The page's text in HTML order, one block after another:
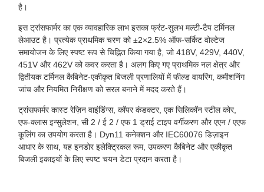
है।
इस ट्रांसफार्मर का एक व्यावहारिक लाभ इसका फ्रंट-सुलभ मल्टी-टैप टर्मिनल
लेआउट है। प्रत्येक प्राथमिक चरण को ±2×2.5% ऑफ-सर्किट वोल्टेज
समायोजन के लिए स्पष्ट रूप से चिह्नित किया गया है, जो 418V, 429V, 440V,
451V और 462V को कवर करता है। अलग किए गए प्राथमिक नल क्षेत्र और
द्वितीयक टर्मिनल कैबिनेट-एकीकृत बिजली प्रणालियों में फील्ड वायरिंग, कमीशनिंग
जांच और नियमित निरीक्षण को सरल बनाने में मदद करते हैं।
ट्रांसफार्मर कास्ट रेज़िन वाइंडिंग्स, कॉपर कंडक्टर, एक सिलिकॉन स्टील कोर,
एफ-क्लास इन्सुलेशन, सी 2 / ई 2 / एफ 1 ड्राई टाइप वर्गीकरण और एएन / एएफ
कूलिंग का उपयोग करता है। Dyn11 कनेक्शन और IEC60076 डिज़ाइन
आधार के साथ, यह इनडोर इलेक्ट्रिकल रूम, उपकरण कैबिनेट और एकीकृत
बिजली इकाइयों के लिए स्पष्ट चयन डेटा प्रदान करता है।